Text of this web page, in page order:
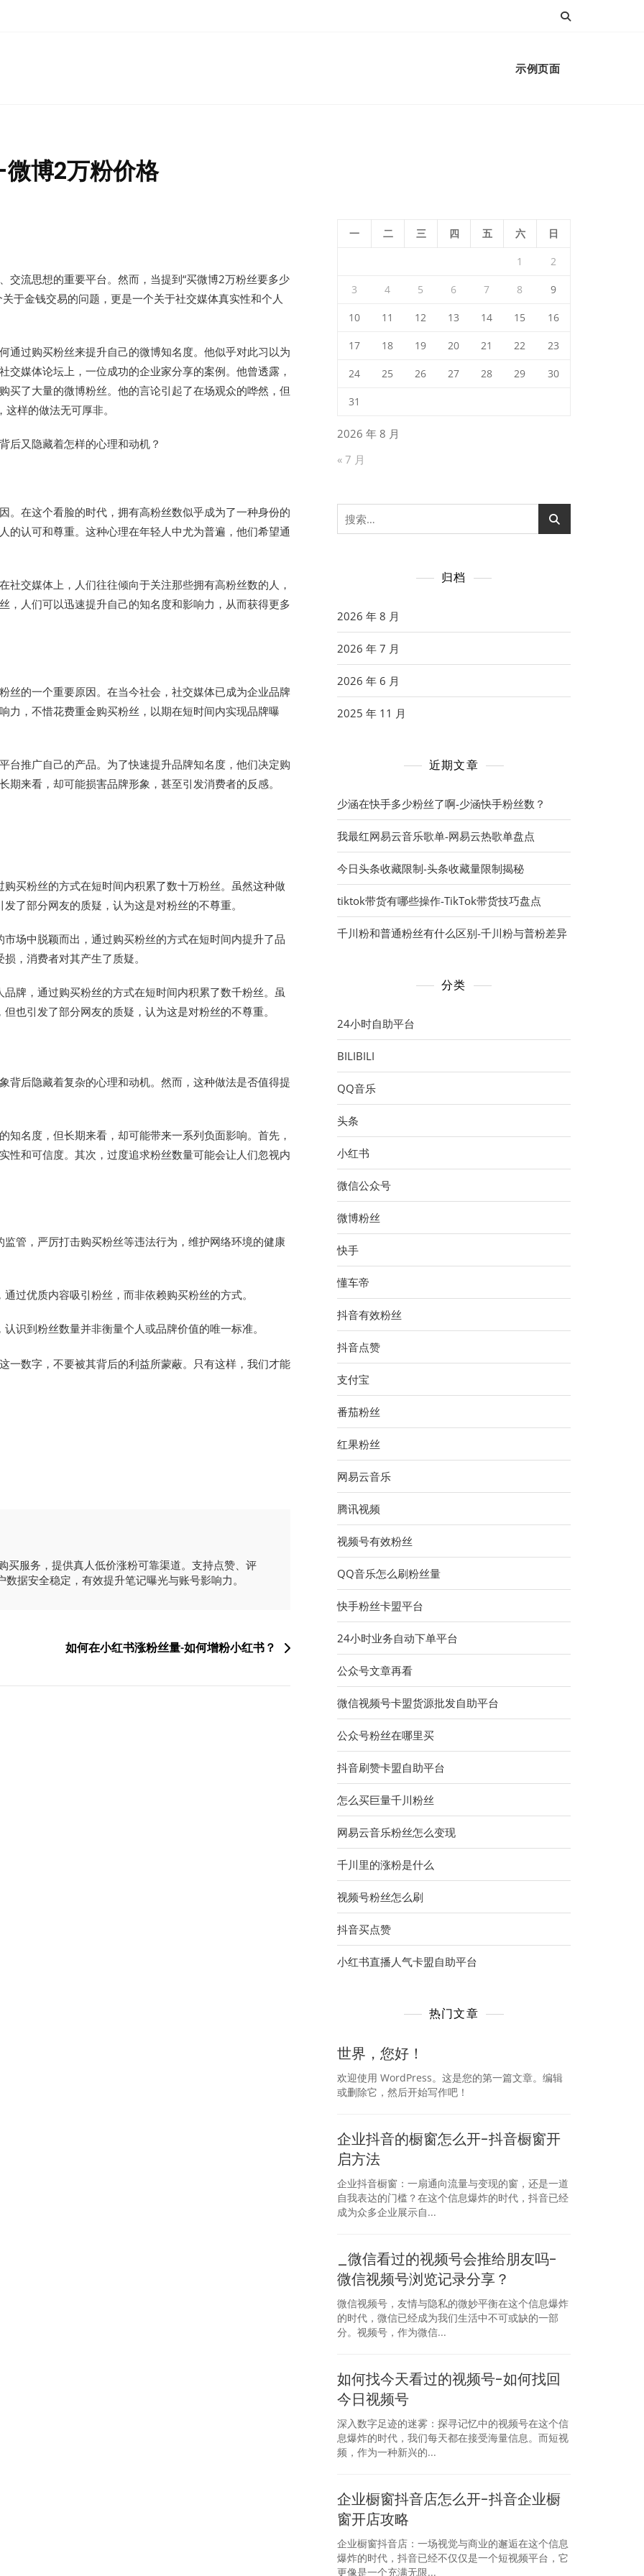
示例页面
博2万粉价格
交流思想的重要平台。然而，当提到“买微博2万粉丝要多少
于金钱交易的问题，更是一个关于社交媒体真实性和个人
通过购买粉丝来提升自己的微博知名度。他似乎对此习以为
媒体论坛上，一位成功的企业家分享的案例。他曾透露，
买了大量的微博粉丝。他的言论引起了在场观众的哗然，但
样的做法无可厚非。
后又隐藏着怎样的心理和动机？
。在这个看脸的时代，拥有高粉丝数似乎成为了一种身份的
的认可和尊重。这种心理在年轻人中尤为普遍，他们希望通
社交媒体上，人们往往倾向于关注那些拥有高粉丝数的人，
，人们可以迅速提升自己的知名度和影响力，从而获得更多
丝的一个重要原因。在当今社会，社交媒体已成为企业品牌
力，不惜花费重金购买粉丝，以期在短时间内实现品牌曝
台推广自己的产品。为了快速提升品牌知名度，他们决定购
来看，却可能损害品牌形象，甚至引发消费者的反感。
购买粉丝的方式在短时间内积累了数十万粉丝。虽然这种做
了部分网友的质疑，认为这是对粉丝的不尊重。
市场中脱颖而出，通过购买粉丝的方式在短时间内提升了品
，消费者对其产生了质疑。
品牌，通过购买粉丝的方式在短时间内积累了数千粉丝。虽
也引发了部分网友的质疑，认为这是对粉丝的不尊重。
背后隐藏着复杂的心理和动机。然而，这种做法是否值得提
名度，但长期来看，却可能带来一系列负面影响。首先，
性和可信度。其次，过度追求粉丝数量可能会让人们忽视内
监管，严厉打击购买粉丝等违法行为，维护网络环境的健康
过优质内容吸引粉丝，而非依赖购买粉丝的方式。
识到粉丝数量并非衡量个人或品牌价值的唯一标准。
一数字，不要被其背后的利益所蒙蔽。只有这样，我们才能
买服务，提供真人低价涨粉可靠渠道。支持点赞、评
据安全稳定，有效提升笔记曝光与账号影响力。
如何在小红书涨粉丝量-如何增粉小红书？
2026 年 8 月
一 二 三 四 五 六 日
1 2
3 4 5 6 7 8 9
10 11 12 13 14 15 16
17 18 19 20 21 22 23
24 25 26 27 28 29 30
31
« 7 月
搜
索：
归档
2026 年 8 月
2026 年 7 月
2026 年 6 月
2025 年 11 月
近期文章
少涵在快手多少粉丝了啊-少涵快手粉丝数？
我最红网易云音乐歌单-网易云热歌单盘点
今日头条收藏限制-头条收藏量限制揭秘
tiktok带货有哪些操作-TikTok带货技巧盘点
千川粉和普通粉丝有什么区别-千川粉与普粉差异
分类
24小时自助平台
BILIBILI
QQ音乐
头条
小红书
微信公众号
微博粉丝
快手
懂车帝
抖音有效粉丝
抖音点赞
支付宝
番茄粉丝
红果粉丝
网易云音乐
腾讯视频
视频号有效粉丝
QQ音乐怎么刷粉丝量
快手粉丝卡盟平台
24小时业务自动下单平台
公众号文章再看
微信视频号卡盟货源批发自助平台
公众号粉丝在哪里买
抖音刷赞卡盟自助平台
怎么买巨量千川粉丝
网易云音乐粉丝怎么变现
千川里的涨粉是什么
视频号粉丝怎么刷
抖音买点赞
小红书直播人气卡盟自助平台
热门文章
世界，您好！
欢迎使用 WordPress。这是您的第一篇文章。编辑
或删除它，然后开始写作吧！
企业抖音的橱窗怎么开-抖音橱窗开
启方法
企业抖音橱窗：一扇通向流量与变现的窗，还是一道
自我表达的门槛？在这个信息爆炸的时代，抖音已经
成为众多企业展示自...
_微信看过的视频号会推给朋友吗-
微信视频号浏览记录分享？
微信视频号，友情与隐私的微妙平衡在这个信息爆炸
的时代，微信已经成为我们生活中不可或缺的一部
分。视频号，作为微信...
如何找今天看过的视频号-如何找回
今日视频号
深入数字足迹的迷雾：探寻记忆中的视频号在这个信
息爆炸的时代，我们每天都在接受海量信息。而短视
频，作为一种新兴的...
企业橱窗抖音店怎么开-抖音企业橱
窗开店攻略
企业橱窗抖音店：一场视觉与商业的邂逅在这个信息
爆炸的时代，抖音已经不仅仅是一个短视频平台，它
更像是一个充满无限...